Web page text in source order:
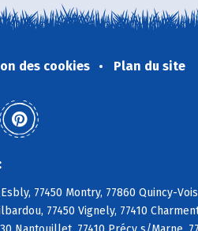
des cookies Plan du site
77450 Montry, 77860 Quincy-
77450 Vignely, 77410